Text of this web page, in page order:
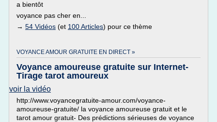
a bientôt
voyance pas cher en...
→ 54 Vidéos (et 100 Articles) pour ce thème
VOYANCE AMOUR GRATUITE EN DIRECT »
Voyance amoureuse gratuite sur Internet-
Tirage tarot amoureux
voir la vidéo
http://www.voyancegratuite-amour.com/voyance-
amoureuse-gratuite/ la voyance amoureuse gratuit et le
tarot amour gratuit- Des prédictions sérieuses de voyance